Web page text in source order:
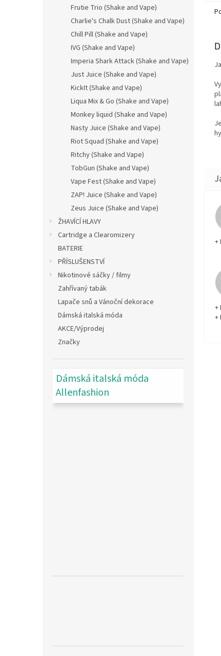
Frutie Trio (Shake and Vape)
Charlie's Chalk Dust (Shake and Vape)
Chill Pill (Shake and Vape)
IVG (Shake and Vape)
Imperia Shark Attack (Shake and Vape)
Just Juice (Shake and Vape)
KickIt (Shake and Vape)
Liqua Mix & Go (Shake and Vape)
Monkey liquid (Shake and Vape)
Nasty Juice (Shake and Vape)
Riot Squad (Shake and Vape)
Ritchy (Shake and Vape)
TobGun (Shake and Vape)
Vape Fest (Shake and Vape)
ZAP! Juice (Shake and Vape)
Zeus Juice (Shake and Vape)
ŽHAVÍCÍ HLAVY
Cartridge a Clearomizery
BATERIE
PŘÍSLUŠENSTVÍ
Nikotinové sáčky / filmy
Zahřívaný tabák
Lapače snů a Vánoční dekorace
Dámská italská móda
AKCE/Výprodej
Značky
Dámská italská móda
Allenfashion
+
+
+